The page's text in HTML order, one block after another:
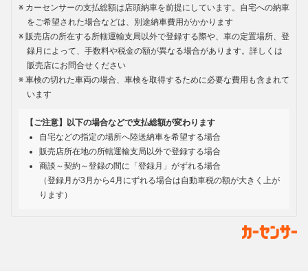
カーセンサーの支払総額は店頭納車を前提にしています。自宅への納車
をご希望された場合などは、別途納車費用がかかります
販売店の所在する所轄運輸支局以外で登録する際や、車の定置場所、登
録月によって、手数料や税金の額が異なる場合があります。詳しくは
販売店にお問合せください
車検の切れた車両の場合、車検を取得するために必要な費用も含まれて
います
【ご注意】以下の場合などで支払総額が変わります
自宅などの指定の場所へ陸送納車を希望する場合
販売店所在地の所轄運輸支局以外で登録する場合
商談～契約～登録の間に「登録月」がずれる場合
（登録月が3月から4月にずれる場合は自動車税の額が大きく上が
ります）